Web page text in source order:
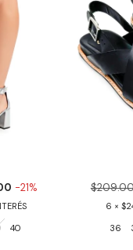
-21%
40
6
36